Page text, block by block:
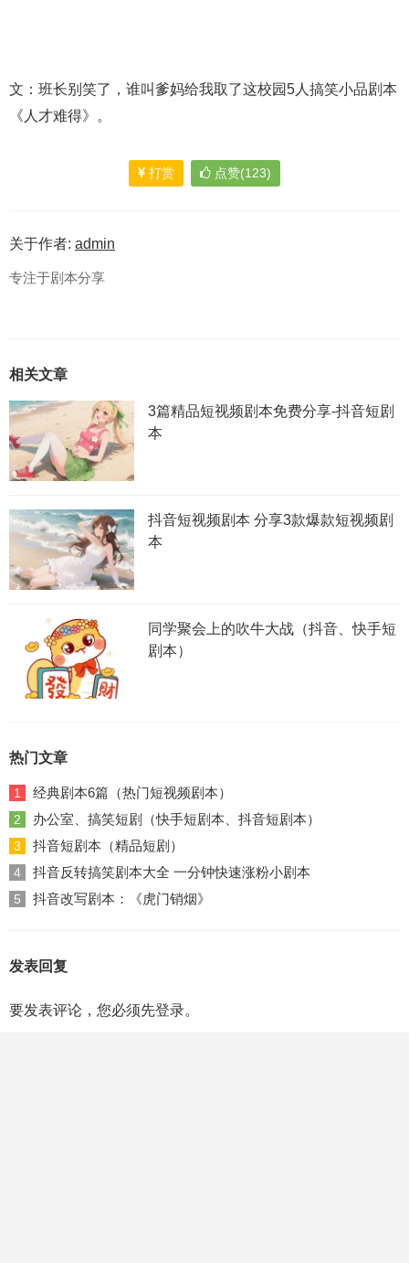
文：班长别笑了，谁叫爹妈给我取了这校园5人搞笑小品剧本
《人才难得》。
打赏 点赞(123)
关于作者: admin
专注于剧本分享
相关文章
3篇精品短视频剧本免费分享-抖音短剧
本
抖音短视频剧本 分享3款爆款短视频剧
本
同学聚会上的吹牛大战（抖音、快手短
剧本）
热门文章
1 经典剧本6篇（热门短视频剧本）
2 办公室、搞笑短剧（快手短剧本、抖音短剧本）
3 抖音短剧本（精品短剧）
4 抖音反转搞笑剧本大全 一分钟快速涨粉小剧本
5 抖音改写剧本：《虎门销烟》
发表回复
要发表评论，您必须先登录。